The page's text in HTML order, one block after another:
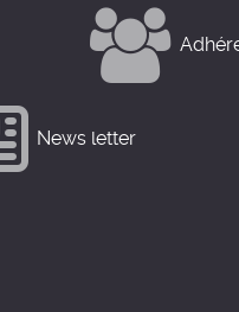
News letter